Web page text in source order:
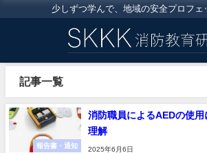
少しずつ学んで、地域の安全プロフェ
記事一覧
報告書・通知
消防職員によるAEDの使
理解
2025年6月6日